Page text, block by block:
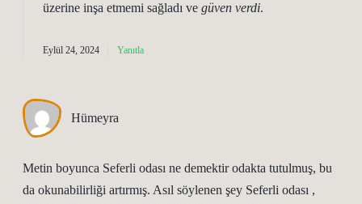
üzerine inşa etmemi sağladı ve güven verdi.
Eylül 24, 2024 Yanıtla
Hümeyra
Metin boyunca Seferli odası ne demektir odakta tutulmuş, bu
da okunabilirliği artırmış. Asıl söylenen şey Seferli odası ,